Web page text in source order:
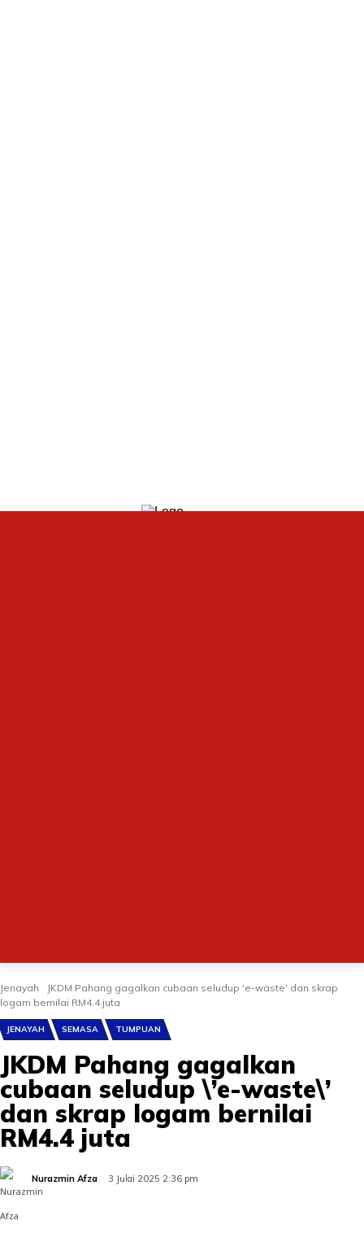
Jenayah
JKDM Pahang gagalkan cubaan seludup 'e-waste' dan skrap
logam bernilai RM4.4 juta
JENAYAH SEMASA TUMPUAN
JKDM Pahang gagalkan
cubaan seludup \’e-waste\’
dan skrap logam bernilai
RM4.4 juta
Nurazmin Afza 3 Julai 2025 2:36 pm